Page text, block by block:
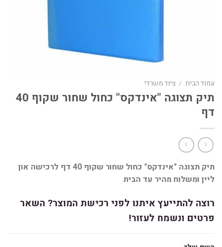
עמוד הבית / ציוד משרדי
תיק תצוגה "אינדקס" כחול שחור שקוף 40
דף
תיק תצוגה "אינדקס" כחול שחור שקוף 40 דף לרכישה און
ליין ומשלוח מהיר עד הבית
רוצה להתייעץ איתנו לפני רכישת המוצר? השאר
פרטים ונשמח לעזור!